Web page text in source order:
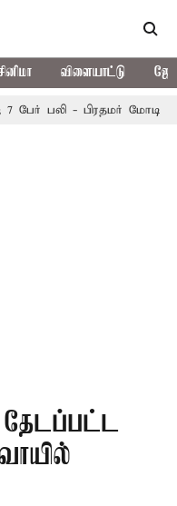
விளையாட்டு
பலி - பிரதமர் மோடி இரங்கல்